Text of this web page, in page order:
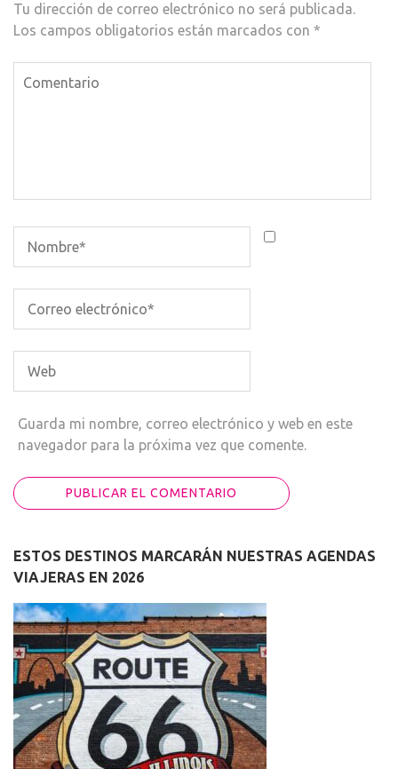
Tu dirección de correo electrónico no será publicada.
Los campos obligatorios están marcados con *
Guarda mi nombre, correo electrónico y web en este
navegador para la próxima vez que comente.
ESTOS DESTINOS MARCARÁN NUESTRAS AGENDAS
VIAJERAS EN 2026